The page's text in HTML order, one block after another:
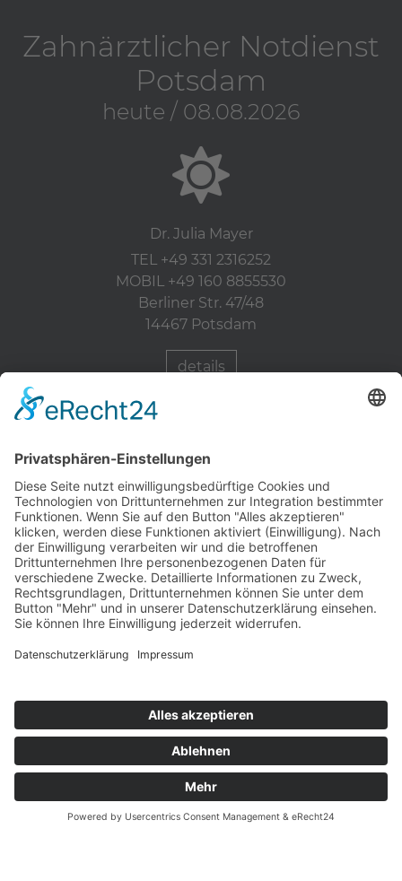
Zahnärztlicher Notdienst
Potsdam
heute / 08.08.2026
Dr. Julia Mayer
TEL +49 331 2316252
MOBIL +49 160 8855530
Berliner Str. 47/48
14467 Potsdam
details
Zahnärzte Potsdam
Zahnarzt Suche
Notdienste Potsdam
Wussten Sie schon?
Zahnarzt Lexikon
©2026 Zahnärzte Potsdam